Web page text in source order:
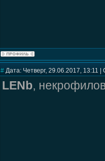
# Дата: Четверг, 29.06.2017, 13:11
LENb,